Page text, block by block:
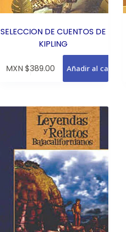
SELECCION DE CUENTOS DE
KIPLING
MXN $389.00 Añadir al carrito